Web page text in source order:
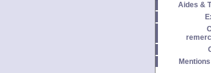
Aides &